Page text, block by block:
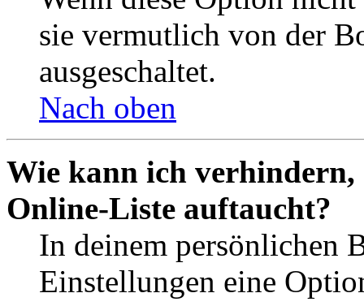
sie vermutlich von der
ausgeschaltet.
Nach oben
Wie kann ich verhindern,
Online-Liste auftaucht?
In deinem persönlichen
Einstellungen eine